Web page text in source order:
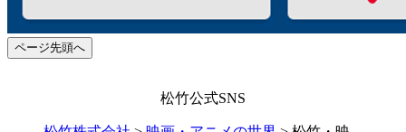
ページ先頭へ
松竹公式SNS